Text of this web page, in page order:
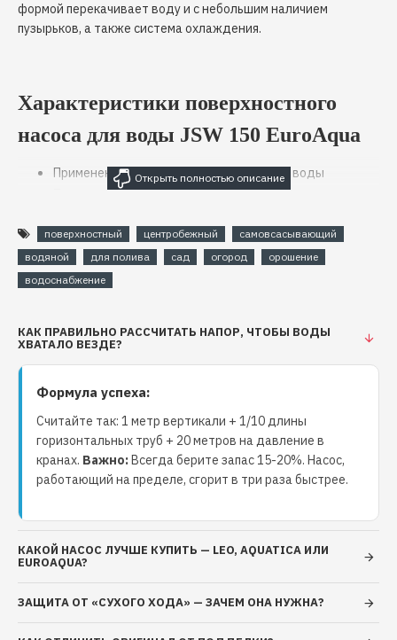
формой перекачивает воду и с небольшим наличием
пузырьков, а также система охлаждения.
Характеристики поверхностного
насоса для воды JSW 150 EuroAqua
Применение: откачка, перекачка чистой воды
Тип насоса: поверхностный, вихревой
Корпус насосной части: чугун
Кожух двигателя: алюминий
Вал двигателя: нержавеющая сталь
Механическое уплотнение: керамика/графит
Диаметр патрубков: 1" × 1"
Максимальная производительность: 80 литров/
минуту
Мощность: 1500 Вт
Подъем воды: 9 метров
Напряжение: 220-240 В
Длина кабеля: 0,5 метров
Класс защиты: ip55
Условия эксплуатации насоса Euroaqua
поверхностный центробежный
самовсасывающий
водяной
для полива сад огород
орошение
водоснабжение
КАК ПРАВИЛЬНО РАССЧИТАТЬ НАПОР, ЧТОБЫ ВОДЫ
ХВАТАЛО ВЕЗДЕ?
Формула успеха:
Считайте так: 1 метр вертикали + 1/10 длины
горизонтальных труб + 20 метров на давление в
кранах. Важно:Всегда берите запас 15-20%. Насос,
работающий на пределе, сгорит в три раза быстрее.
КАКОЙ НАСОС ЛУЧШЕ КУПИТЬ — LEO, AQUATICA ИЛИ
EUROAQUA?
ЗАЩИТА ОТ «СУХОГО ХОДА» — ЗАЧЕМ ОНА НУЖНА?